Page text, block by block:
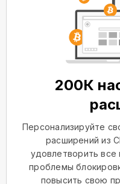
200К
Персонализируйте
расширений из
удовлетворить
проблемы
повысить свою